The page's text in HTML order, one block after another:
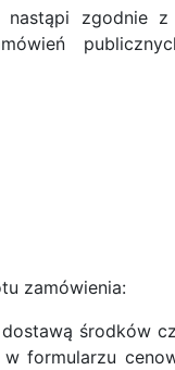
zgodnie z
zamówienia:
środków
formularzu